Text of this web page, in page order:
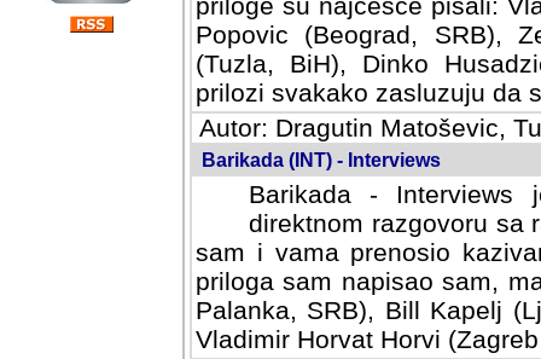
Popovic (Beograd, SRB),
(Tuzla, BiH), Dinko
prilozi svakako zasluzuju da
Autor: Dragutin Matoševic,
Barikada (INT) - Interviews
Barikada -
direktnom razgovoru sa
sam i vama prenosio
priloga sam napisao sam,
Palanka, SRB), Bill Kapelj
Vladimir Horvat Horvi